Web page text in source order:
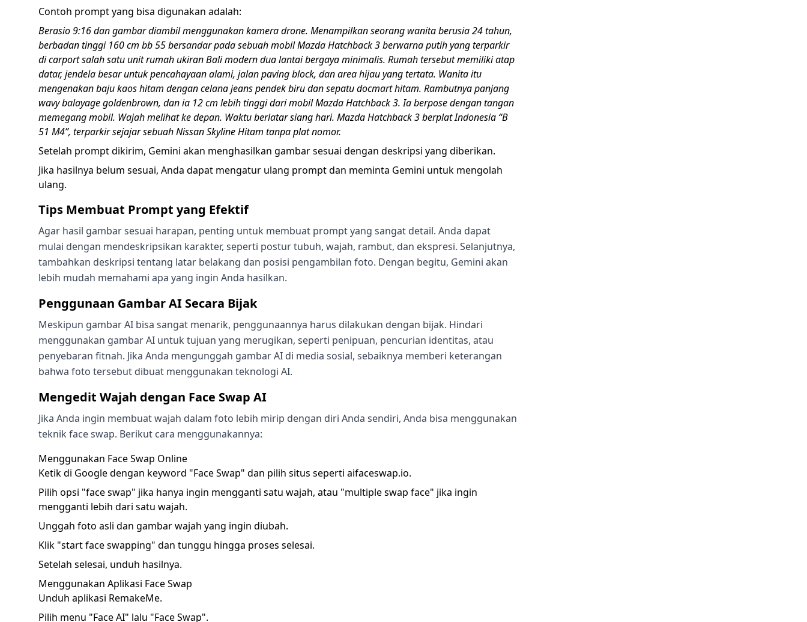
Contoh prompt yang bisa digunakan adalah:
Berasio 9:16 dan gambar diambil menggunakan kamera drone. Menampilkan seorang wanita berusia 24 tahun,
berbadan tinggi 160 cm bb 55 bersandar pada sebuah mobil Mazda Hatchback 3 berwarna putih yang terparkir
di carport salah satu unit rumah ukiran Bali modern dua lantai bergaya minimalis. Rumah tersebut memiliki atap
datar, jendela besar untuk pencahayaan alami, jalan paving block, dan area hijau yang tertata. Wanita itu
mengenakan baju kaos hitam dengan celana jeans pendek biru dan sepatu docmart hitam. Rambutnya panjang
wavy balayage goldenbrown, dan ia 12 cm lebih tinggi dari mobil Mazda Hatchback 3. Ia berpose dengan tangan
memegang mobil. Wajah melihat ke depan. Waktu berlatar siang hari. Mazda Hatchback 3 berplat Indonesia “B
51 M4”, terparkir sejajar sebuah Nissan Skyline Hitam tanpa plat nomor.
Setelah prompt dikirim, Gemini akan menghasilkan gambar sesuai dengan deskripsi yang diberikan.
Jika hasilnya belum sesuai, Anda dapat mengatur ulang prompt dan meminta Gemini untuk mengolah
ulang.
Tips Membuat Prompt yang Efektif
Agar hasil gambar sesuai harapan, penting untuk membuat prompt yang sangat detail. Anda dapat
mulai dengan mendeskripsikan karakter, seperti postur tubuh, wajah, rambut, dan ekspresi. Selanjutnya,
tambahkan deskripsi tentang latar belakang dan posisi pengambilan foto. Dengan begitu, Gemini akan
lebih mudah memahami apa yang ingin Anda hasilkan.
Penggunaan Gambar AI Secara Bijak
Meskipun gambar AI bisa sangat menarik, penggunaannya harus dilakukan dengan bijak. Hindari
menggunakan gambar AI untuk tujuan yang merugikan, seperti penipuan, pencurian identitas, atau
penyebaran fitnah. Jika Anda mengunggah gambar AI di media sosial, sebaiknya memberi keterangan
bahwa foto tersebut dibuat menggunakan teknologi AI.
Mengedit Wajah dengan Face Swap AI
Jika Anda ingin membuat wajah dalam foto lebih mirip dengan diri Anda sendiri, Anda bisa menggunakan
teknik face swap. Berikut cara menggunakannya:
Menggunakan Face Swap Online
Ketik di Google dengan keyword "Face Swap" dan pilih situs seperti aifaceswap.io.
Pilih opsi "face swap" jika hanya ingin mengganti satu wajah, atau "multiple swap face" jika ingin
mengganti lebih dari satu wajah.
Unggah foto asli dan gambar wajah yang ingin diubah.
Klik "start face swapping" dan tunggu hingga proses selesai.
Setelah selesai, unduh hasilnya.
Menggunakan Aplikasi Face Swap
Unduh aplikasi RemakeMe.
Pilih menu "Face AI" lalu "Face Swap".